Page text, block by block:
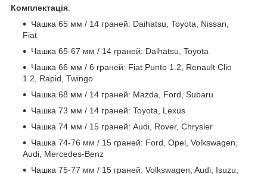
Комплектація:
Чашка 65 мм / 14 граней: Daihatsu, Toyota, Nissan,
Fiat
Чашка 65-67 мм / 14 граней: Daihatsu, Toyota
Чашка 66 мм / 6 граней: Fiat Punto 1.2, Renault Clio
1.2, Rapid, Twingo
Чашка 68 мм / 14 граней: Mazda, Ford, Subaru
Чашка 73 мм / 14 граней: Toyota, Lexus
Чашка 74 мм / 15 граней: Audi, Rover, Chrysler
Чашка 74-76 мм / 15 граней: Ford, Opel, Volkswagen,
Audi, Mercedes-Benz
Чашка 75-77 мм / 15 граней: Volkswagen, Audi, Isuzu,